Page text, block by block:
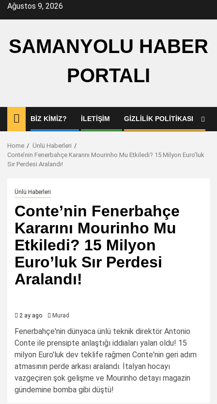
SkipAğustos 9, 2026
SAMANYOLU HABER
PORTALI
BIZ KIMIZ? İLETIŞIM GIZLILIK POLITIKASI
Home
Ünlü Haberleri
Conte’nin Fenerbahçe Kararını Mourinho Mu Etkiledi? 15 Milyon Euro’luk
Sır Perdesi Aralandı!
Ünlü Haberleri
Conte’nin Fenerbahçe
Kararını Mourinho Mu
Etkiledi? 15 Milyon
Euro’luk Sır Perdesi
Aralandı!
2 ay ago Murad
Fenerbahçe'nin dünyaca ünlü teknik direktör Antonio
Conte ile prensipte anlaştığı iddiaları yalan oldu! 15
milyon Euro'luk dev teklife rağmen Conte'nin geri adım
atmasının perde arkası aralandı. İtalyan hocayı
vazgeçiren şok gelişme ve Mourinho detayı magazin
gündemine bomba gibi düştü!